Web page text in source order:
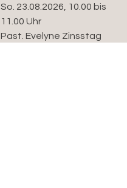
So. 23.08.2026, 10.00 bis
11.00 Uhr
Past. Evelyne Zinsstag